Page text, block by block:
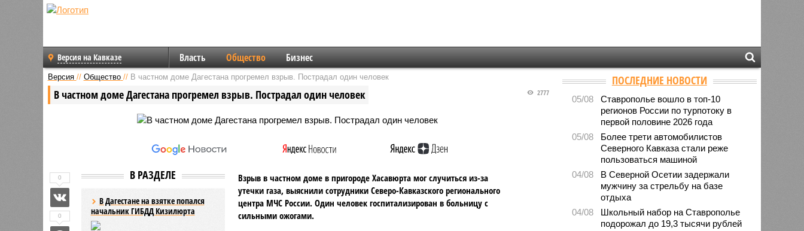
Версия на Кавказе Власть Общество Бизнес
Версия // Общество // В частном доме Дагестана прогремел взрыв. Пострадал один человек
В частном доме Дагестана прогремел взрыв. Пострадал один человек 2777
В РАЗДЕЛЕ
В Дагестане на взятке попался
начальник ГИБДД Кизилюрта
Взрыв в частном доме в пригороде Хасавюрта мог случиться из-за
утечки газа, выяснили сотрудники Северо-Кавказского регионального
центра МЧС России. Один человек госпитализирован в больницу с
сильными ожогами.
0
0
ПОСЛЕДНИЕ НОВОСТИ
05/08
Ставрополье вошло в топ-10
регионов России по турпотоку в
первой половине 2026 года
05/08
Более трети автомобилистов
Северного Кавказа стали реже
пользоваться машиной
04/08
В Северной Осетии задержали
мужчину за стрельбу на базе
отдыха
04/08
Школьный набор на Ставрополье
подорожал до 19,3 тысячи рублей